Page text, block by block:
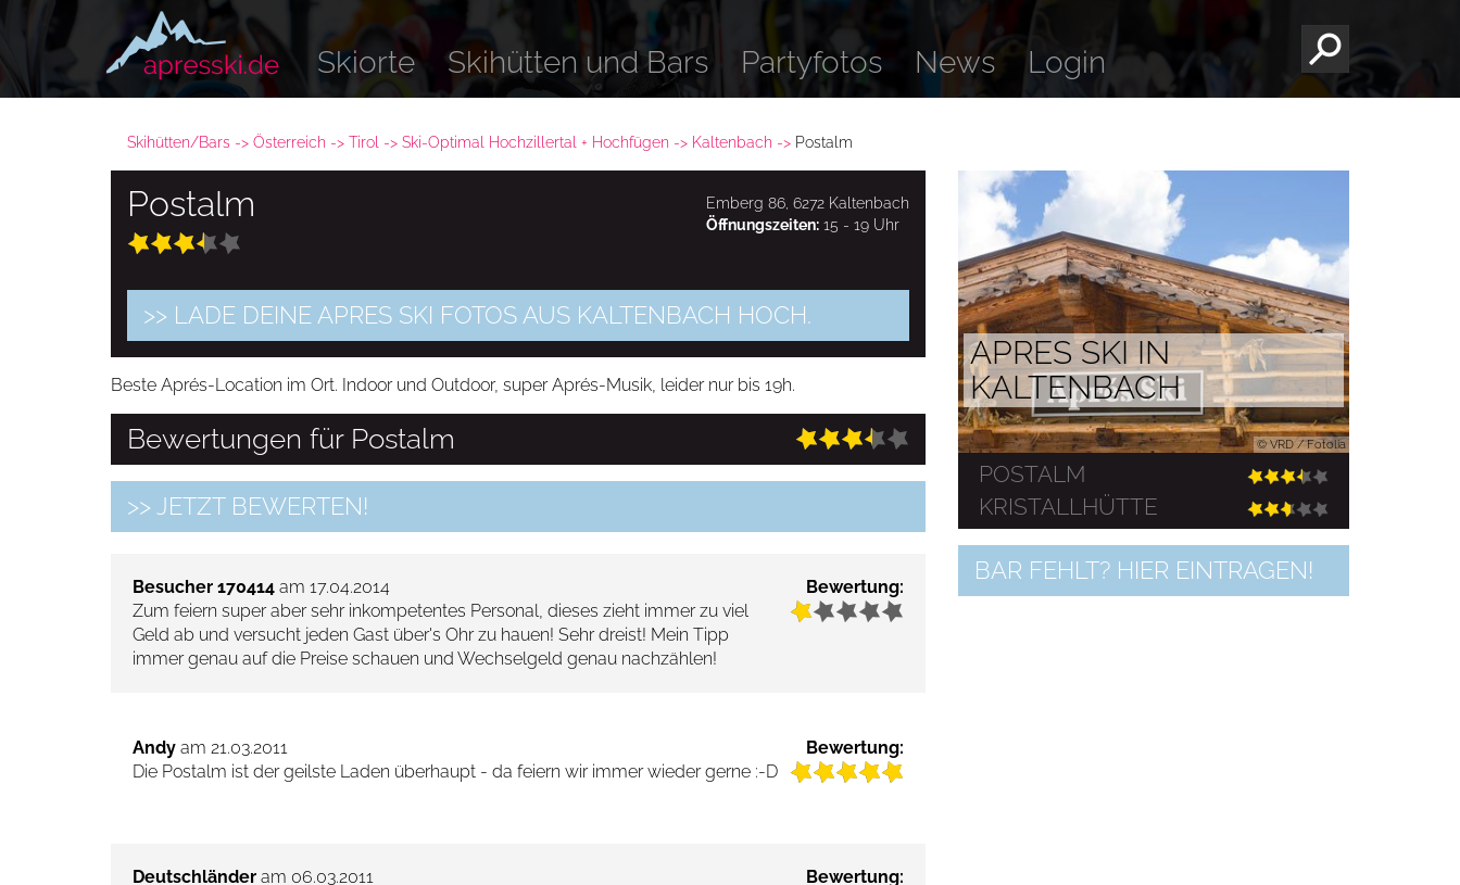
Skiorte Skihütten und Bars Partyfotos News Login
Skihütten/Bars Österreich Tirol Ski-Optimal Hochzillertal + Hochfügen Kaltenbach Postalm
Emberg 86, 6272 Kaltenbach
Öffnungszeiten: 15 - 19 Uhr
Postalm
>> LADE DEINE APRES SKI FOTOS AUS KALTENBACH HOCH.
Beste Aprés-Location im Ort. Indoor und Outdoor, super Aprés-Musik, leider nur bis 19h.
Bewertungen für Postalm
>> JETZT BEWERTEN!
Bewertung:
Besucher 170414 am 17.04.2014
Zum feiern super aber sehr inkompetentes Personal, dieses zieht immer zu viel
Geld ab und versucht jeden Gast über's Ohr zu hauen! Sehr dreist! Mein Tipp
immer genau auf die Preise schauen und Wechselgeld genau nachzählen!
Bewertung:
Andy am 21.03.2011
Die Postalm ist der geilste Laden überhaupt - da feiern wir immer wieder gerne :-D
Bewertung:
Deutschländer am 06.03.2011
© VRD / Fotolia
APRES SKI IN
KALTENBACH
POSTALM
KRISTALLHÜTTE
BAR FEHLT? HIER EINTRAGEN!